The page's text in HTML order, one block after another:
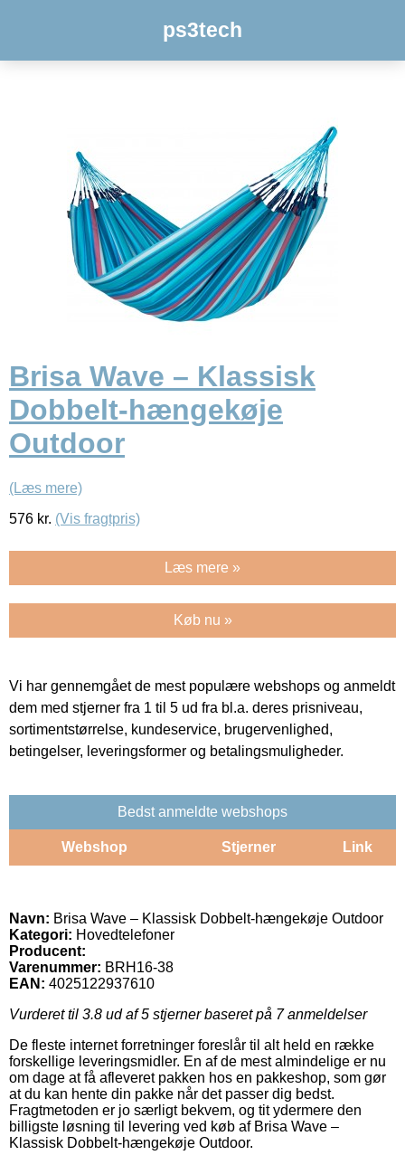
ps3tech
Brisa Wave – Klassisk
Dobbelt-hængekøje
Outdoor
(Læs mere)
576 kr. (Vis fragtpris)
Læs mere »
Køb nu »
Vi har gennemgået de mest populære webshops og anmeldt
dem med stjerner fra 1 til 5 ud fra bl.a. deres prisniveau,
sortimentstørrelse, kundeservice, brugervenlighed,
betingelser, leveringsformer og betalingsmuligheder.
Bedst anmeldte webshops
Webshop Stjerner Link
Navn: Brisa Wave – Klassisk Dobbelt-hængekøje Outdoor
Kategori: Hovedtelefoner
Producent:
Varenummer: BRH16-38
EAN: 4025122937610
Vurderet til 3.8 ud af 5 stjerner baseret på 7anmeldelser
De fleste internet forretninger foreslår til alt held en række
forskellige leveringsmidler. En af de mest almindelige er nu
om dage at få afleveret pakken hos en pakkeshop, som gør
at du kan hente din pakke når det passer dig bedst.
Fragtmetoden er jo særligt bekvem, og tit ydermere den
billigste løsning til levering ved køb af Brisa Wave –
Klassisk Dobbelt-hængekøje Outdoor.